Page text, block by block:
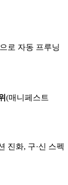
로 자동 프루닝
(매니페스트
진화, 구·신 스펙